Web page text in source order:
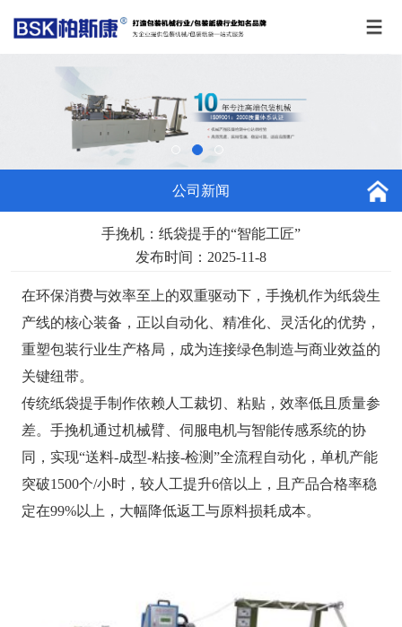
公司新闻
手挽机：纸袋提手的“智能工匠”
发布时间：2025-11-8
在环保消费与效率至上的双重驱动下，手挽机作为纸袋生
产线的核心装备，正以自动化、精准化、灵活化的优势，
重塑包装行业生产格局，成为连接绿色制造与商业效益的
关键纽带。
传统纸袋提手制作依赖人工裁切、粘贴，效率低且质量参
差。手挽机通过机械臂、伺服电机与智能传感系统的协
同，实现“送料-成型-粘接-检测”全流程自动化，单机产能
突破1500个/小时，较人工提升6倍以上，且产品合格率稳
定在99%以上，大幅降低返工与原料损耗成本。